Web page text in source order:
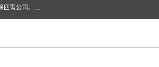
成都仁民有害生物防治服务有限公司是一家经营成都灭跳蚤公司、成都灭鼠公司、成都除虫公司、成都除四害公司、成都白蚁防治公司、成都杀虫公司等。业务覆盖：青白江、郫县、简阳、金堂、乐山、眉山、绵阳、彭州等区域。 由于我们的专业技术和服务态度得到了肯定、 目前公司已经与省内外的多个金 融企业、高端写字楼、星级酒 店、宾馆餐饮企业、学校、制造生产企业、物业小区建立了长期友好的合作关系。